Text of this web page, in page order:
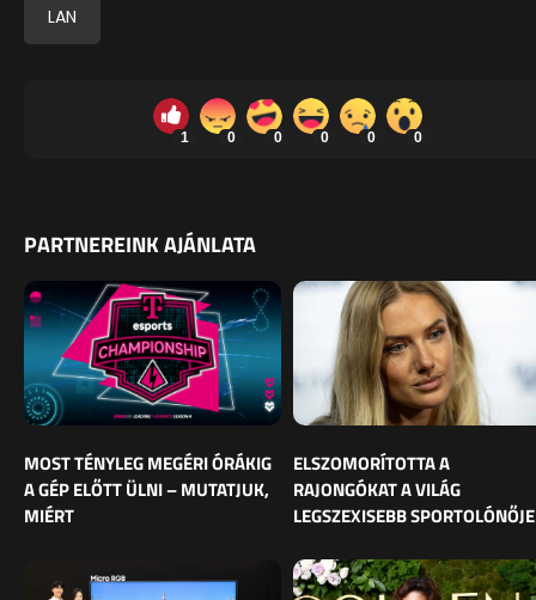
LAN
1 0 0 0 0 0
PARTNEREINK AJÁNLATA
MOST TÉNYLEG MEGÉRI ÓRÁKIG
A GÉP ELŐTT ÜLNI – MUTATJUK,
MIÉRT
ELSZOMORÍTOTTA A
RAJONGÓKAT A VILÁG
LEGSZEXISEBB SPORTOLÓNŐJE